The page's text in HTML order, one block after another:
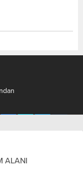
yayınlanmış
ALANI